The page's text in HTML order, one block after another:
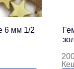
6 мм 1/2